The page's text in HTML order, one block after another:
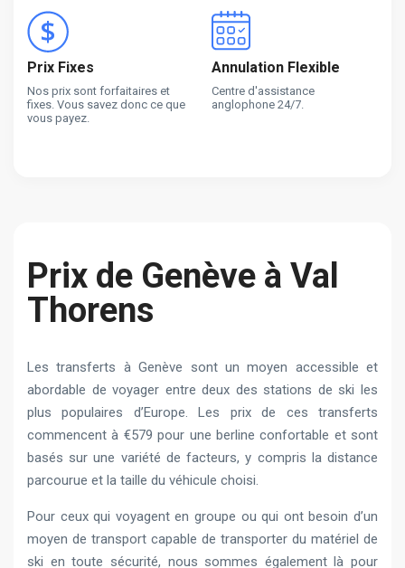
Prix Fixes
Nos prix sont forfaitaires et
fixes. Vous savez donc ce que
vous payez.
Annulation Flexible
Centre d'assistance
anglophone 24/7.
Prix de Genève à Val
Thorens
Les transferts à Genève sont un moyen accessible et
abordable de voyager entre deux des stations de ski les
plus populaires d’Europe. Les prix de ces transferts
commencent à €579 pour une berline confortable et sont
basés sur une variété de facteurs, y compris la distance
parcourue et la taille du véhicule choisi.
Pour ceux qui voyagent en groupe ou qui ont besoin d’un
moyen de transport capable de transporter du matériel de
ski en toute sécurité, nous sommes également là pour